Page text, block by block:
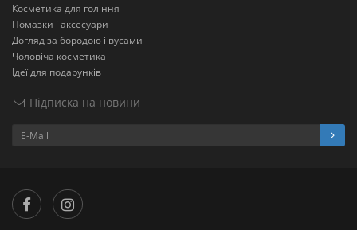
Косметика для гоління
Помазки і аксесуари
Догляд за бородою і вусами
Чоловіча косметика
Ідеї для подарунків
Підписка на новини